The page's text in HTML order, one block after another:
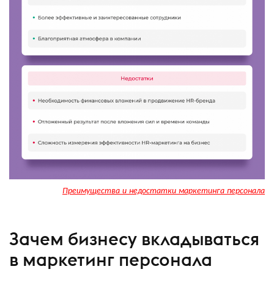
Преимущества и недостатки маркетинга персонала
Зачем бизнесу вкладываться
в маркетинг персонала